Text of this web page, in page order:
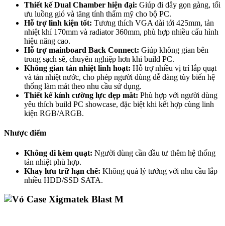
Thiết kế Dual Chamber hiện đại: Giúp đi dây gọn gàng, tối
ưu luồng gió và tăng tính thẩm mỹ cho bộ PC.
Hỗ trợ linh kiện tốt: Tương thích VGA dài tới 425mm, tản
nhiệt khí 170mm và radiator 360mm, phù hợp nhiều cấu hình
hiệu năng cao.
Hỗ trợ mainboard Back Connect: Giúp không gian bên
trong sạch sẽ, chuyên nghiệp hơn khi build PC.
Không gian tản nhiệt linh hoạt: Hỗ trợ nhiều vị trí lắp quạt
và tản nhiệt nước, cho phép người dùng dễ dàng tùy biến hệ
thống làm mát theo nhu cầu sử dụng.
Thiết kế kính cường lực đẹp mắt: Phù hợp với người dùng
yêu thích build PC showcase, đặc biệt khi kết hợp cùng linh
kiện RGB/ARGB.
Nhược điểm
Không đi kèm quạt: Người dùng cần đầu tư thêm hệ thống
tản nhiệt phù hợp.
Khay lưu trữ hạn chế: Không quá lý tưởng với nhu cầu lắp
nhiều HDD/SSD SATA.